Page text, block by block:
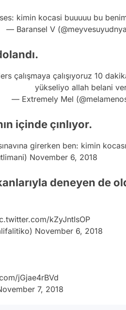
kimin kocasi buuuuu bu
— Baransel V
çalışmaya çalışıyoruz 10
yükseliyo allah belani
— Extremely Mel
içinde çınlıyor.
girerken ben: kimin
November 6, 2018
deneyen de
kZyJntIsOP
November 6, 2018
jGjae4rBVd
7, 2018